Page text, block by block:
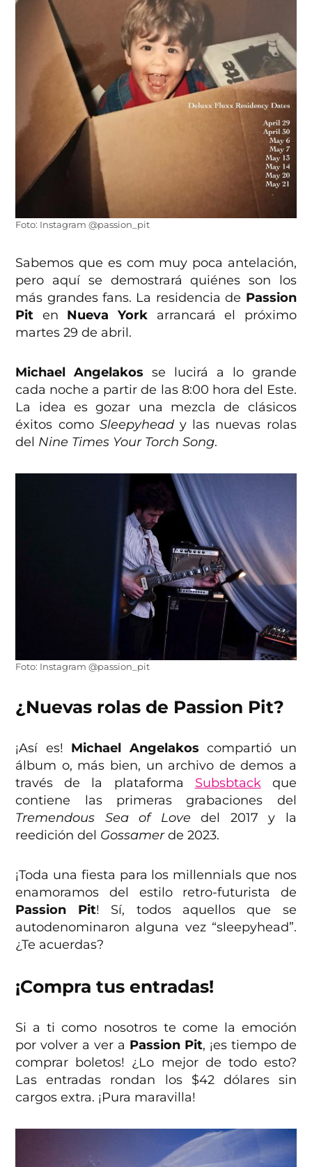
Foto: Instagram @passion_pit
Sabemos que es com muy poca antelación,
pero aquí se demostrará quiénes son los
más grandes fans. La residencia de Passion
Pit en Nueva York arrancará el próximo
martes 29 de abril.
Michael Angelakos se lucirá a lo grande
cada noche a partir de las 8:00 hora del Este.
La idea es gozar una mezcla de clásicos
éxitos comoSleepyheady las nuevas rolas
del Nine Times Your Torch Song.
Foto: Instagram @passion_pit
¿Nuevas rolas de Passion Pit?
¡Así es! Michael Angelakoscompartió un
álbum o, más bien, un archivo de demos a
través de la plataforma Subsbtackque
contiene las primeras grabaciones del
Tremendous Sea of Love del 2017 y la
reedición del Gossamerde 2023.
¡Toda una fiesta para los millennials que nos
enamoramos del estilo retro-futurista de
Passion Pit! Sí, todos aquellos que se
autodenominaron alguna vez “sleepyhead”.
¿Te acuerdas?
¡Compra tus entradas!
Si a ti como nosotros te come la emoción
por volver a ver a Passion Pit, ¡es tiempo de
comprar boletos! ¿Lo mejor de todo esto?
Las entradas rondan los $42 dólares sin
cargos extra. ¡Pura maravilla!